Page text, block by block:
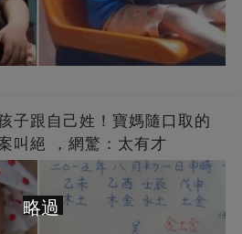
子跟自己姓！寶媽隨口取的
叫絕 ，網驚：太有才
略過